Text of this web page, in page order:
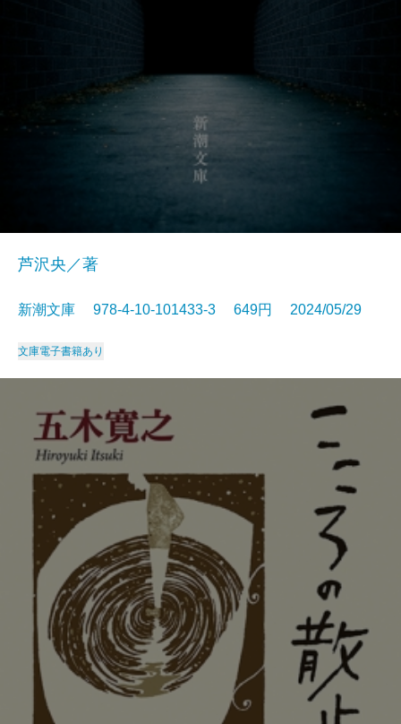
芦沢央／著
新潮文庫 978-4-10-101433-3 649円 2024/05/29
文庫電子書籍あり